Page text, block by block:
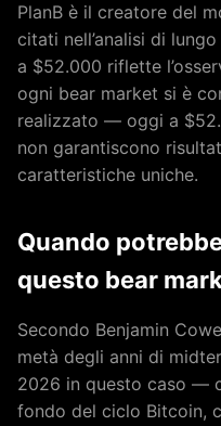
PlanB è il creatore del
citati nell’analisi di
a $52.000 riflette
ogni bear market si è
realizzato — oggi a
non garantiscono
caratteristiche uniche.
Quando
questo bear
Secondo Benjamin
metà degli anni di
2026 in questo caso —
fondo del ciclo Bitcoin,